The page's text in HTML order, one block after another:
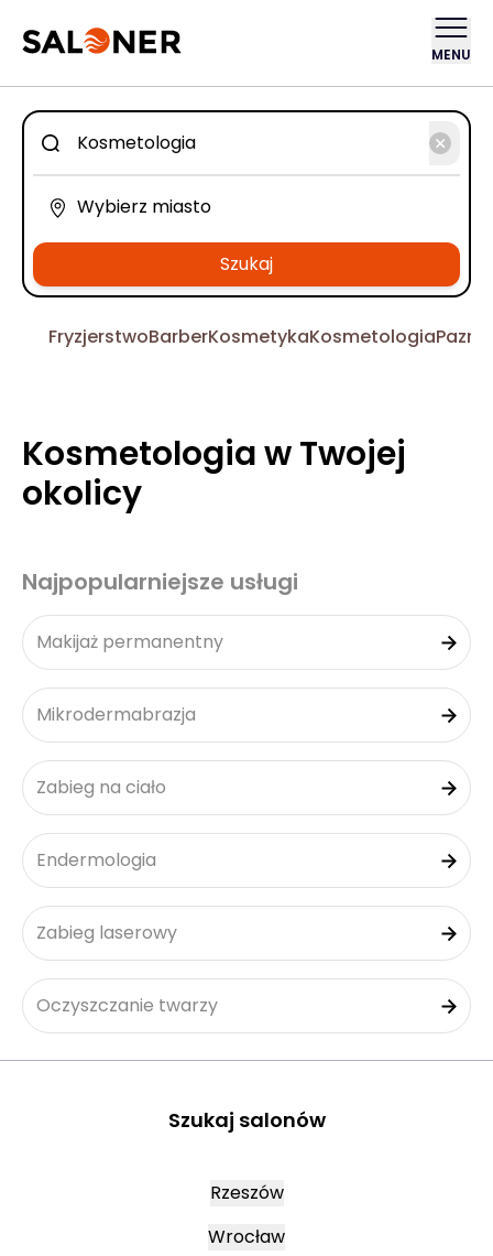
MENU
Szukaj
FryzjerstwoBarberKosmetykaKosmetologia
Kosmetologia w Twojej
okolicy
Najpopularniejsze usługi
Makijaż permanentny
Mikrodermabrazja
Zabieg na ciało
Endermologia
Zabieg laserowy
Oczyszczanie twarzy
Szukaj salonów
Rzeszów
Wrocław